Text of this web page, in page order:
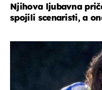
Njihova ljubavna
spojili scenaristi, a